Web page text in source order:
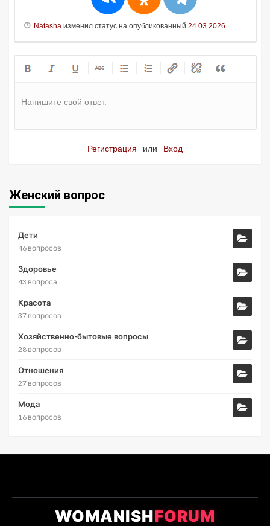
Natashaизменил статус на опубликованный 24.03.2026
Напишите свой ответ.
Регистрация или Вход
Женский вопрос
Дети
46 вопросов
Здоровье
43 вопроса
Красота
37 вопросов
Хозяйственно-бытовые вопросы
28 вопросов
Отношения
27 вопросов
Мода
16 вопросов
WOMANISHFORUM